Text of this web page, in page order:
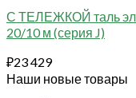
С ТЕЛЕЖКОЙ таль
20/10 м (серия J)
₽23 429
Наши новые товары